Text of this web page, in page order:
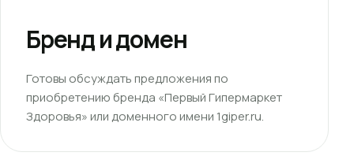
Бренд и домен
Готовы обсуждать предложения по
приобретению бренда «Первый Гипермаркет
Здоровья» или доменного имени 1giper.ru.